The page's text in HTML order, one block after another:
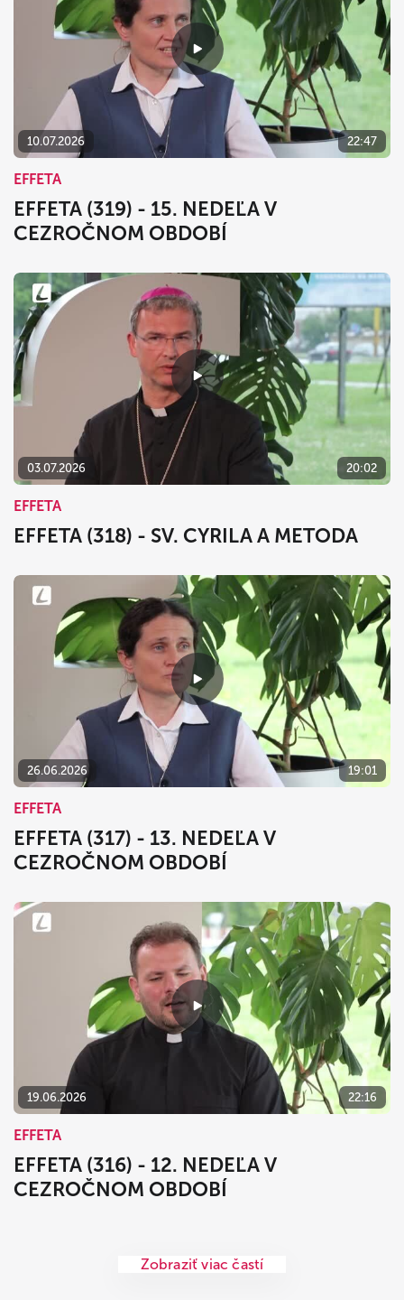
10.07.2026 22:47
EFFETA
EFFETA (319) - 15. NEDEĽA V
CEZROČNOM OBDOBÍ
03.07.2026 20:02
EFFETA
EFFETA (318) - SV. CYRILA A METODA
26.06.2026 19:01
EFFETA
EFFETA (317) - 13. NEDEĽA V
CEZROČNOM OBDOBÍ
19.06.2026 22:16
EFFETA
EFFETA (316) - 12. NEDEĽA V
CEZROČNOM OBDOBÍ
Zobraziť viac častí